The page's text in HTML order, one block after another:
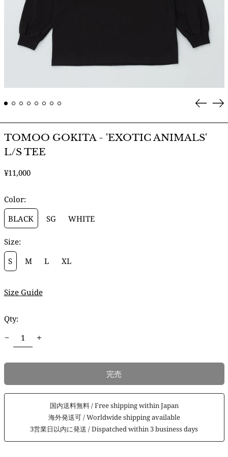
Prev
TOMOO GOKITA - 'EXOTIC ANIMALS'
L/S TEE
通
価
格
¥11,000
Color:
BLACK
SG WHITE
Size:
S
M L XL
Size Guide
Qty:
完売
国内送料無料 / Free shipping within Japan
海外発送可 / Worldwide shipping available
3営業日以内に発送 / Dispatched within 3 business days